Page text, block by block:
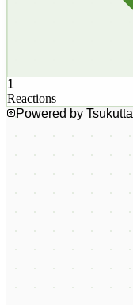
1
Reactions
Powered by Tsukutta